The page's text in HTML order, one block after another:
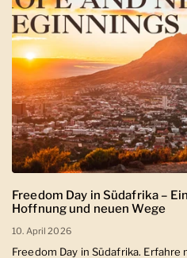
Freedom Day in Südafrika –
Hoffnung und neuen Wege
10. April 2026
Freedom Day in Südafrika.